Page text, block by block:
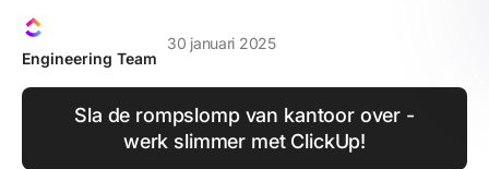
Engineering Team
30 januari 2025
Sla de rompslomp van kantoor over -
werk slimmer met ClickUp!